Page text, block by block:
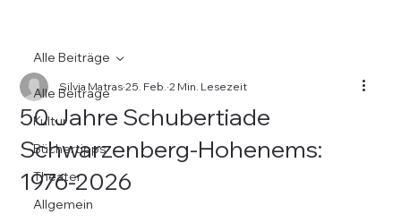
Alle Beiträge
Kultur
Büchertipps
Theater
Allgemein
Alle Beiträge
50 Jahre Schubertiade
Schwarzenberg-Hohenems:
1976-2026
Silvia Matras 25. Feb. 2 Min. Lesezeit